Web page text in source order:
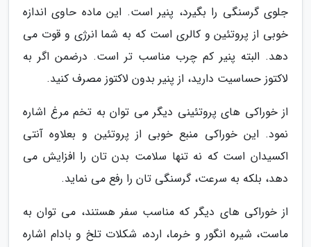
جلوی گرسنگی را بگیرد، پنیر است. این ماده حاوی اندازه
خوبی از پروتئین و کالری است که به شما انرژی و قوت می
دهد. البته پنیر کم چرب مناسب تر است. درضمن اگر به
لاکتوز حساسیت دارید، از پنیر بدون لاکتوز مصرف کنید.
از خوراکی های پروتئینی دیگر می توان به تخم مرغ اشاره
نمود. این خوراکی منبع خوبی از پروتئین و بعلاوه آنتی
اکسیدان است که نه تنها سلامت بدن تان را افزایش می
دهد، بلکه به سرعت، گرسنگی تان را رفع می نماید.
از خوراکی های دیگر که مناسب سفر هستند، می توان به
ماست، شیره انگور و خرما، ارده، شکلات تلخ و بادام اشاره